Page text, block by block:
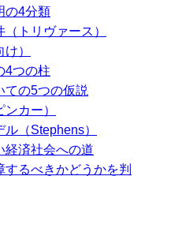
の4分類
トリヴァース）
）
4つの柱
ての5つの仮説
カー）
（Stephens）
経済社会への道
するべきかどうかを判